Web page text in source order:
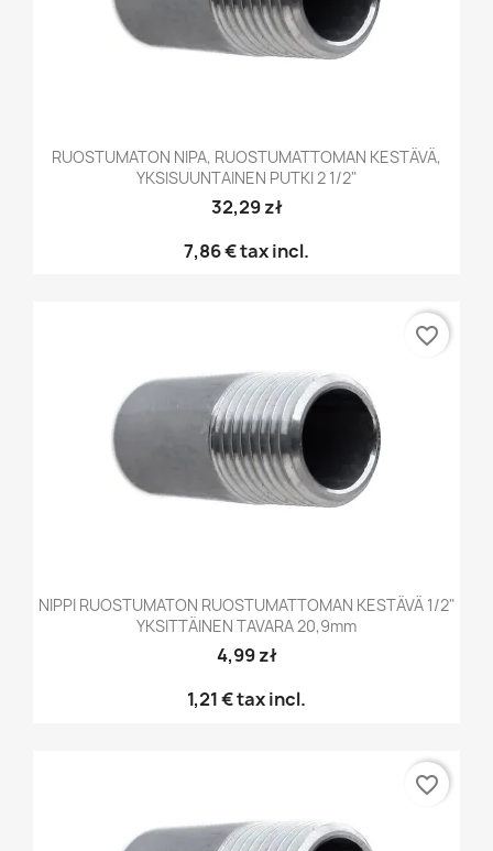
RUOSTUMATON NIPA, RUOSTUMATTOMAN KESTÄVÄ,
YKSISUUNTAINEN PUTKI 2 1/2"
32,29 zł
7,86 €tax incl.
NIPPI RUOSTUMATON RUOSTUMATTOMAN KESTÄVÄ 1/2"
YKSITTÄINEN TAVARA 20,9mm
4,99 zł
1,21 €tax incl.
favorite_border
favorite_border